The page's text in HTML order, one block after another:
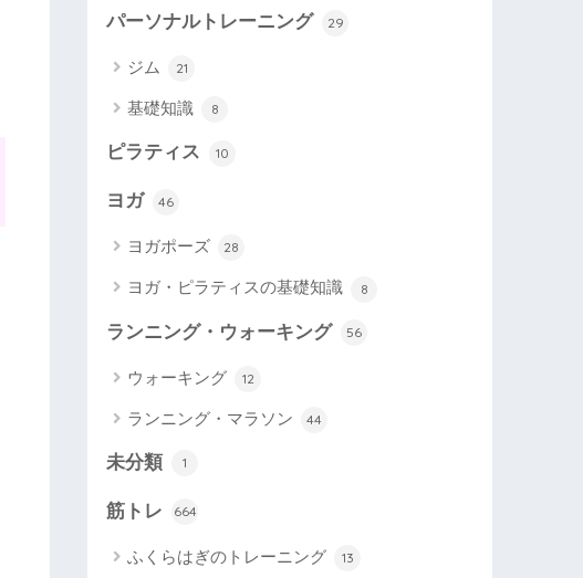
パーソナルトレーニング 29
ジム 21
基礎知識 8
ピラティス 10
ヨガ 46
ヨガポーズ 28
ヨガ・ピラティスの基礎知識 8
ランニング・ウォーキング 56
ウォーキング 12
ランニング・マラソン 44
未分類 1
筋トレ 664
ふくらはぎのトレーニング 13